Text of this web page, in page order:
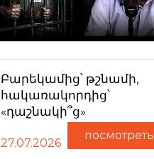
Բարեկամից՝ թշնամի,
հակառակորդից՝
«դաշնակի՞ց»
27.07.2026
посмотреть